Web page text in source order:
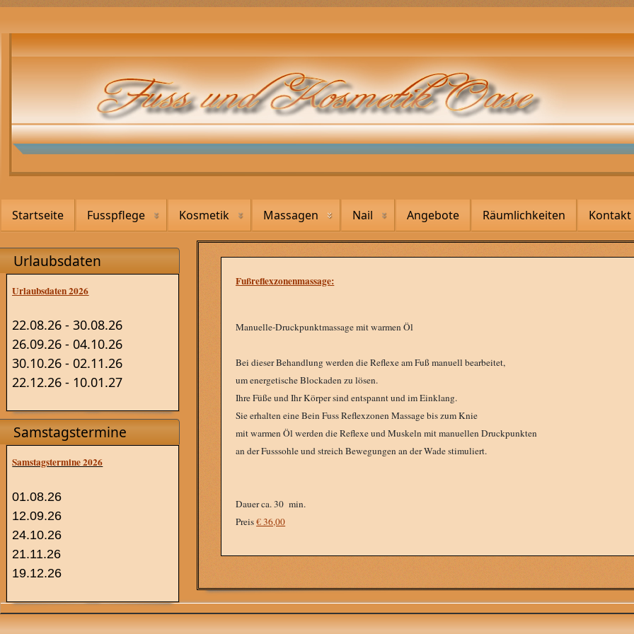
Startseite Fusspflege Kosmetik Massagen Nail Angebote Räumlichkeiten Kontakt
Urlaubsdaten
Urlaubsdaten 2026
22.08.26 - 30.08.26
26.09.26 - 04.10.26
30.10.26 - 02.11.26
22.12.26 - 10.01.27
Samstagstermine
Samstagstermine 2026
01.08.26
12.09.26
24.10.26
21.11.26
19.12.26
Fußreflexzonenmassage:
Manuelle-Druckpunktmassage mit warmen Öl
Bei dieser Behandlung werden die Reflexe am Fuß manuell bearbeitet,
um energetische Blockaden zu lösen.
Ihre Füße und Ihr Körper sind entspannt und im Einklang.
Sie erhalten eine Bein Fuss Reflexzonen Massage bis zum Knie
mit warmen Öl werden die Reflexe und Muskeln mit manuellen Druckpunkten
an der Fusssohle und streich Bewegungen an der Wade stimuliert.
Dauer ca. 30 min.
Preis€ 36,00